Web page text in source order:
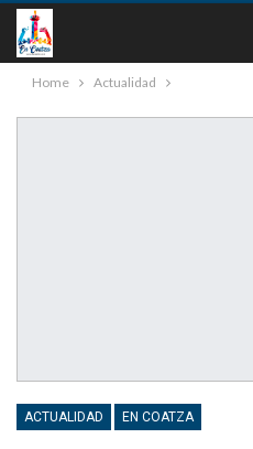
Home Actualidad
ACTUALIDAD EN COATZA